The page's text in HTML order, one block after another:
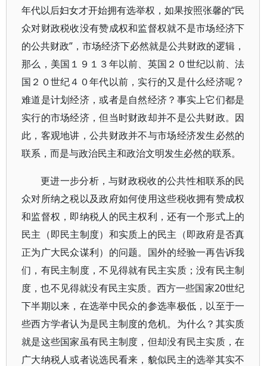
年代以后妇女才开始拥有选举权，如果按照张馨的“民
众对财政税收没有赞成权和监督权就不是市场经济下
的公共财政”，市场经济下必然就是公共财政的逻辑，
那么，美国１９１３年以前、英国２０世纪以前、法
国２０世纪４０年代以前，实行的又是什么经济呢？
难道是计划经济，或者是自然经济？事实上它们都是
实行的市场经济，但当时财政却并不是公共财政。因
此，客观地讲，公共财政并不与市场经济发生必然的
联系，而是与政治民主和政治文明发生必然的联系。
更进一步分析，与财政税收的公共性相联系的民
众对所纳之税以及政府如何使用这些税收拥有赞成权
和监督权，即纳税人的民主权利，还有一个形式上的
民主（即民主制度）和实质上的民主（即政府是否真
正为广大民众谋利）的问题。国外的经验一再告诉我
们，有民主制度，不见得就有民主实质；没有民主制
度，也不见得就没有民主实质。西方一些国家20世纪
下半期以来，在选举中民众的参选率极低，以至于一
些西方学者认为是民主制度的危机。为什么？其实质
就是这些国家虽有民主制度，但却没有民主实质，在
广大纳税人或者说选民看来，貌似民主的选举其实不